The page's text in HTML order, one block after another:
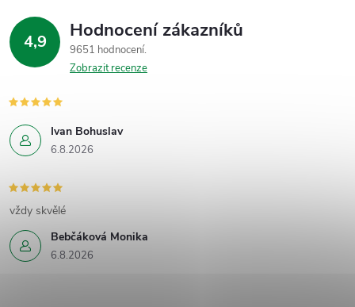
4,9 Hodnocení zákazníků
9651 hodnocení
Zobrazit recenze
Ivan Bohuslav
6.8.2026
Bebčáková Monika
6.8.2026
vždy skvělé